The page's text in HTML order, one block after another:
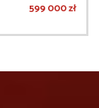
599 000 zł